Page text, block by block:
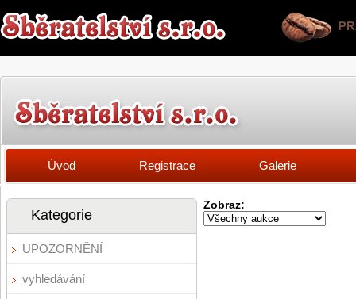
Úvod Registrace Galerie
Kategorie
UPOZORNĚNÍ
vyhledávání
Zobraz: